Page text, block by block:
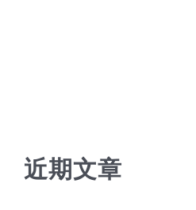
近期文章